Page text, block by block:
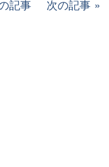
記事 次の記事